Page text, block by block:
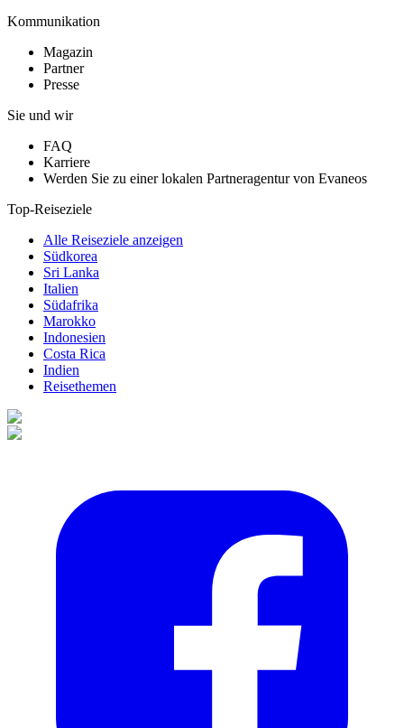
Kommunikation
Magazin
Partner
Presse
Sie und wir
FAQ
Karriere
Werden Sie zu einer lokalen Partneragentur von Evaneos
Top-Reiseziele
Alle Reiseziele anzeigen
Südkorea
Sri Lanka
Italien
Südafrika
Marokko
Indonesien
Costa Rica
Indien
Reisethemen